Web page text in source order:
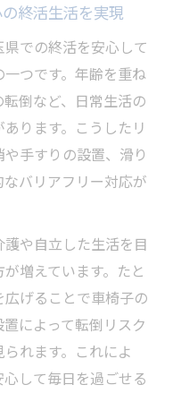
終活生活を実現
での終活を安心して
つです。年齢を重ね
倒など、日常生活の
ります。こうしたリ
手すりの設置、滑り
バリアフリー対応が
や自立した生活を目
増えています。たと
げることで車椅子の
によって転倒リスク
れます。これによ
して毎日を過ごせる